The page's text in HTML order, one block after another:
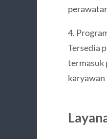
4.
Tersedia
termasuk
karyawan